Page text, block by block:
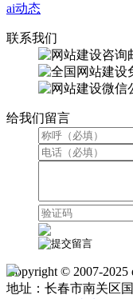
ai动态
联系我们
微信
给我们留言
Copyright © 2007-
地址：长春市南关区